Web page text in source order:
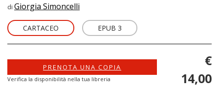
di Giorgia Simoncelli
CARTACEO EPUB 3
PRENOTA UNA COPIA
Verifica la disponibilità nella tua libreria
€
14,00